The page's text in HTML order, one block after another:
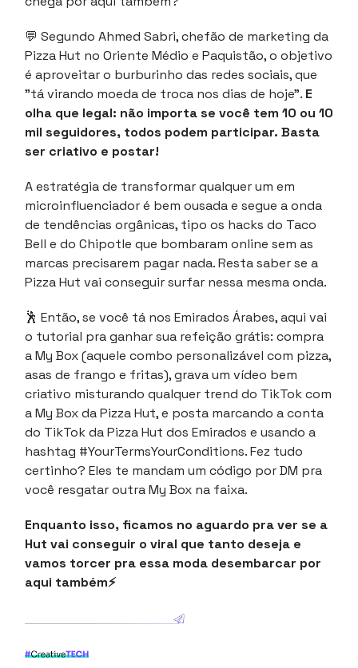
💬 Segundo Ahmed Sabri, chefão de marketing da
Pizza Hut no Oriente Médio e Paquistão, o objetivo
é aproveitar o burburinho das redes sociais, que
"tá virando moeda de troca nos dias de hoje". E
olha que legal: não importa se você tem 10 ou 10
mil seguidores, todos podem participar. Basta
ser criativo e postar!
A estratégia de transformar qualquer um em
microinfluenciador é bem ousada e segue a onda
de tendências orgânicas, tipo os hacks do Taco
Bell e do Chipotle que bombaram online sem as
marcas precisarem pagar nada. Resta saber se a
Pizza Hut vai conseguir surfar nessa mesma onda.
🕺 Então, se você tá nos Emirados Árabes, aqui vai
o tutorial pra ganhar sua refeição grátis: compra
a My Box (aquele combo personalizável com pizza,
asas de frango e fritas), grava um vídeo bem
criativo misturando qualquer trend do TikTok com
a My Box da Pizza Hut, e posta marcando a conta
do TikTok da Pizza Hut dos Emirados e usando a
hashtag #YourTermsYourConditions. Fez tudo
certinho? Eles te mandam um código por DM pra
você resgatar outra My Box na faixa.
Enquanto isso, ficamos no aguardo pra ver se a
Hut vai conseguir o viral que tanto deseja e
vamos torcer pra essa moda desembarcar por
aqui também⚡